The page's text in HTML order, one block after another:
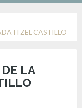
ITZEL CASTILLO
LA